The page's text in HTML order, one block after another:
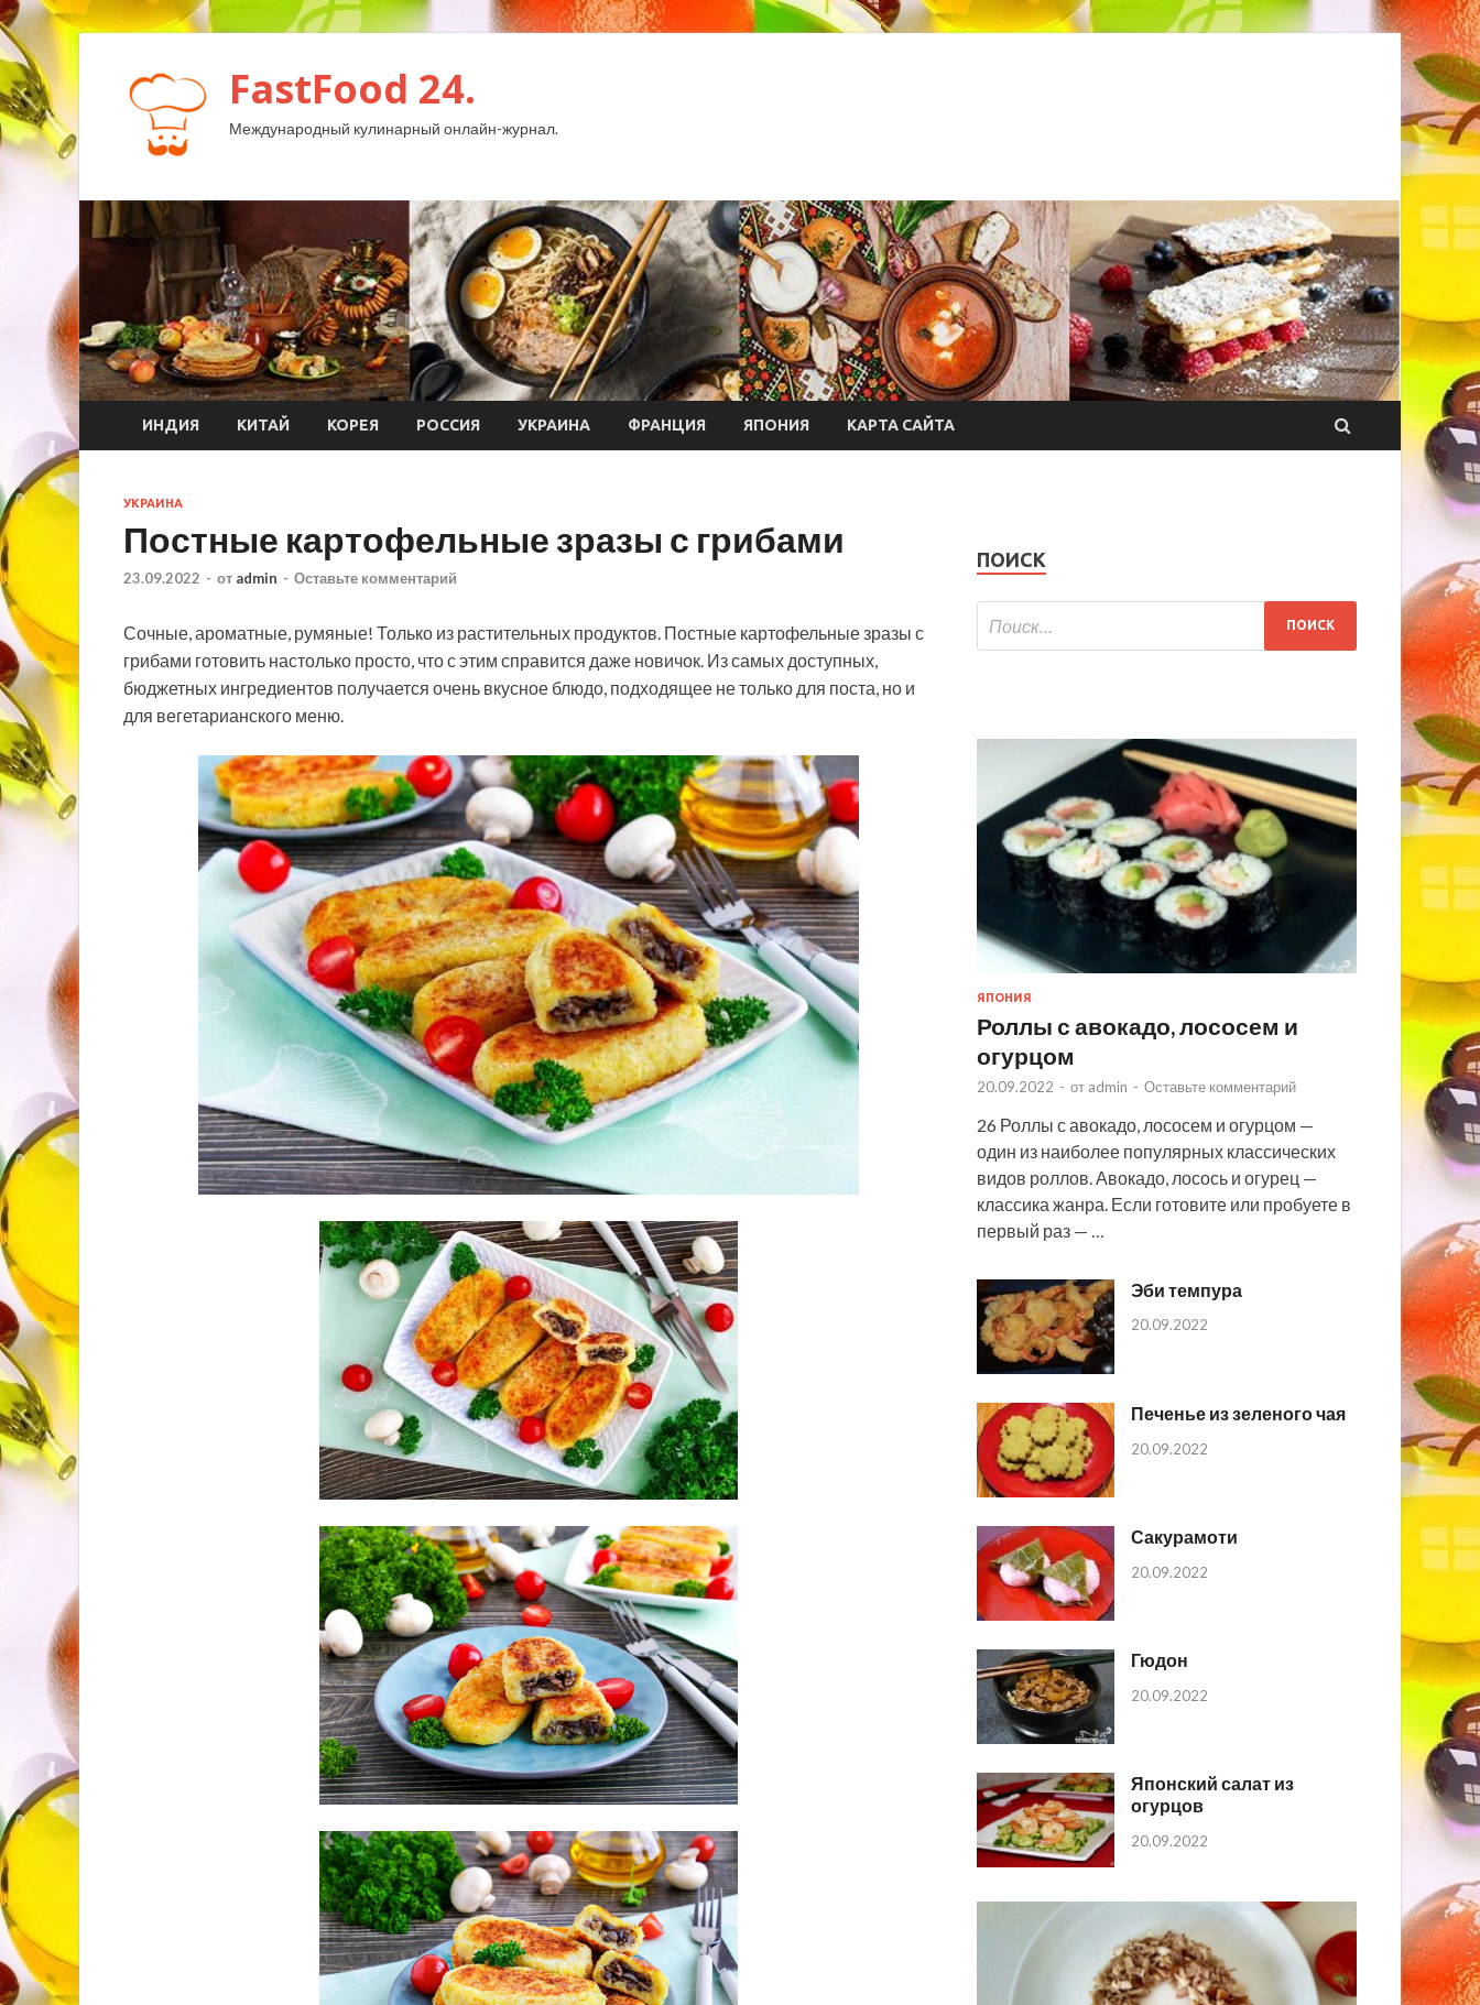
FastFood 24.
Международный кулинарный онлайн-журнал.
ИНДИЯ КИТАЙ КОРЕЯ РОССИЯ УКРАИНА ФРАНЦИЯ ЯПОНИЯ КАРТА САЙТА
УКРАИНА
Постные картофельные зразы с грибами
23.09.2022 - от admin - Оставьте комментарий
Сочные, ароматные, румяные! Только из растительных продуктов. Постные картофельные зразы с
грибами готовить настолько просто, что с этим справится даже новичок. Из самых доступных,
бюджетных ингредиентов получается очень вкусное блюдо, подходящее не только для поста, но и
для вегетарианского меню.
ПОИСК
ЯПОНИЯ
Роллы с авокадо, лососем и
огурцом
20.09.2022 - от admin - Оставьте комментарий
26 Роллы с авокадо, лососем и огурцом —
один из наиболее популярных классических
видов роллов. Авокадо, лосось и огурец —
классика жанра. Если готовите или пробуете в
первый раз — …
Эби темпура
20.09.2022
Печенье из зеленого чая
20.09.2022
Сакурамоти
20.09.2022
Гюдон
20.09.2022
Японский салат из
огурцов
20.09.2022